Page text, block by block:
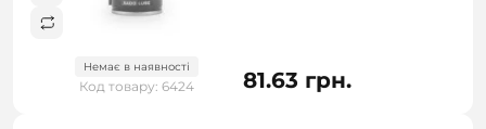
Немає в наявності
Код товару: 6424 81.63 грн.